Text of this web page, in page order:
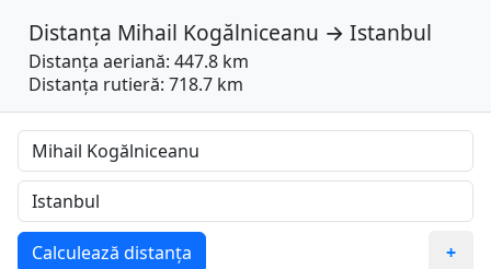
Distanța Mihail Kogălniceanu → Istanbul
Distanța aeriană: 447.8 km
Distanța rutieră: 718.7 km
Calculează distanța +